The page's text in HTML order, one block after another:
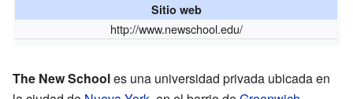
Sitio web
http://www.newschool.edu/
The New Schooles una universidad privada ubicada en